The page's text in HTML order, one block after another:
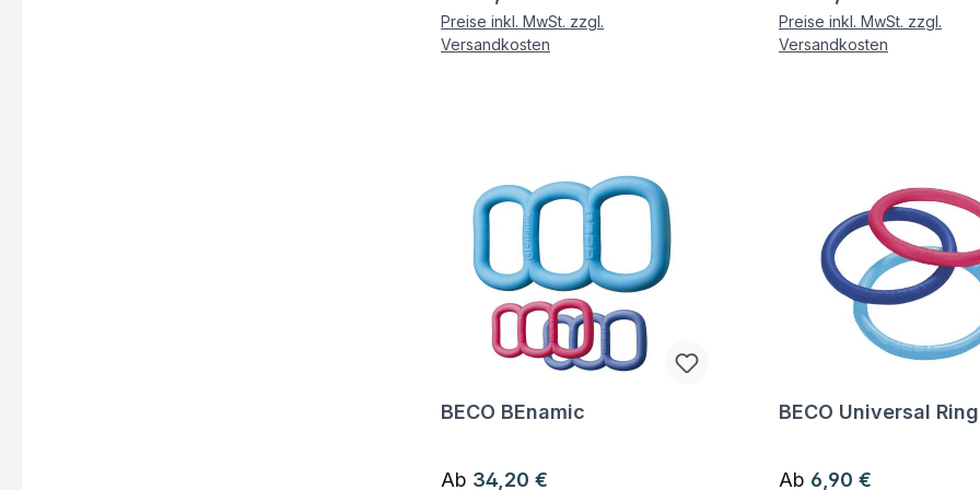
Preise inkl. MwSt. zzgl.
Versandkosten
Preise inkl. MwSt. zzgl.
Versandkosten
Fragen zum Artikel
BECO BEnamic
Regulärer Preis:
Ab 34,20 €
Fragen zum Artikel
BECO Universal Ring
Regulärer Preis:
Ab 6,90 €